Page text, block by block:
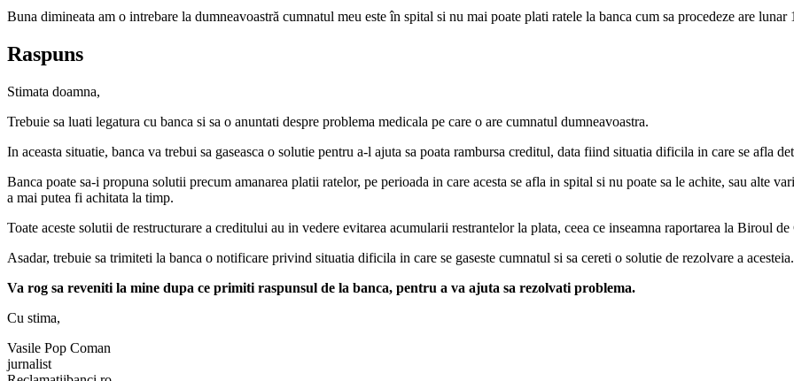
Buna dimineata am o intrebare la dumneavoastră cumnatul meu este în spital si nu mai poate plati ratele la banca cum sa procedeze are
Raspuns
Stimata doamna,
Trebuie sa luati legatura cu banca si sa o anuntati despre problema medicala pe care o are cumnatul dumneavoastra.
In aceasta situatie, banca va trebui sa gaseasca o solutie pentru a-l ajuta sa poata rambursa creditul, data fiind situatia dificila in care se afla
Banca poate sa-i propuna solutii precum amanarea platii ratelor, pe perioada in care acesta se afla in spital si nu poate sa le achite, sau alte
a mai putea fi achitata la timp.
Toate aceste solutii de restructurare a creditului au in vedere evitarea acumularii restrantelor la plata, ceea ce inseamna raportarea la Biroul
Asadar, trebuie sa trimiteti la banca o notificare privind situatia dificila in care se gaseste cumnatul si sa cereti o solutie de rezolvare a acesteia.
Va rog sa reveniti la mine dupa ce primiti raspunsul de la banca, pentru a va ajuta sa rezolvati problema.
Cu stima,
Vasile Pop Coman
jurnalist